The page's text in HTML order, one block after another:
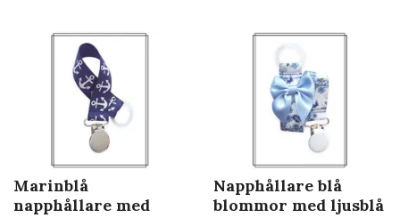
Marinblå
napphållare med
Napphållare blå
blommor med ljusblå